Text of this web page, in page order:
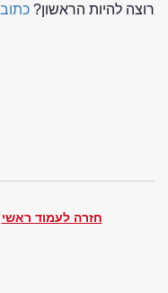
רוצה להיות הראשון?
חזרה לעמוד ראשי